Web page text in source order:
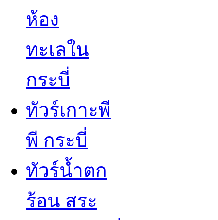
ห้อง
ทะเลใน
กระบี่
ทัวร์เกาะพี
พี กระบี่
ทัวร์น้ำตก
ร้อน สระ